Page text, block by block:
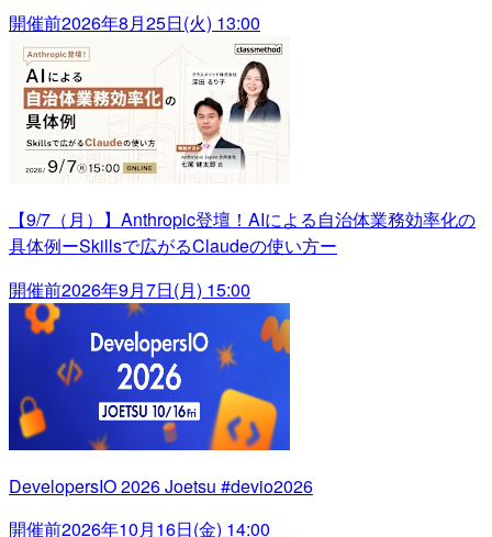
開催前2026年8月25日(火) 13:00
【9/7（月）】Anthropic登壇！AIによる自治体業務効率化の
具体例ーSkillsで広がるClaudeの使い方ー
開催前2026年9月7日(月) 15:00
DevelopersIO 2026 Joetsu #devio2026
開催前2026年10月16日(金) 14:00